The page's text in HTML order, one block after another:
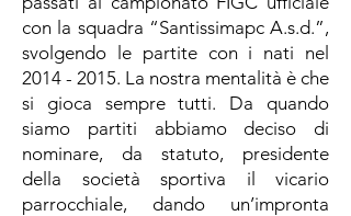
con la squadra “Santissimapc A.s.d.”,
svolgendo le partite con i nati nel
2014 - 2015. La nostra mentalità è che
si gioca sempre tutti. Da quando
siamo partiti abbiamo deciso di
nominare, da statuto, presidente
della società sportiva il vicario
parrocchiale, dando un’impronta